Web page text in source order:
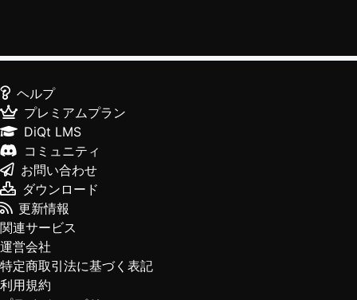
ヘルプ
プレミアムプラン
DiQt LMS
コミュニティ
お問い合わせ
ダウンロード
更新情報
関連サービス
運営会社
特定商取引法に基づく表記
利用規約